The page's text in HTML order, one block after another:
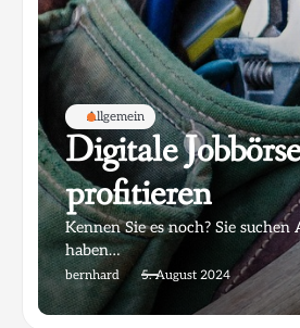
Allgemein
Digitale
profitieren
Kennen Sie es noch? Sie
haben…
bernhard 5. August 2024